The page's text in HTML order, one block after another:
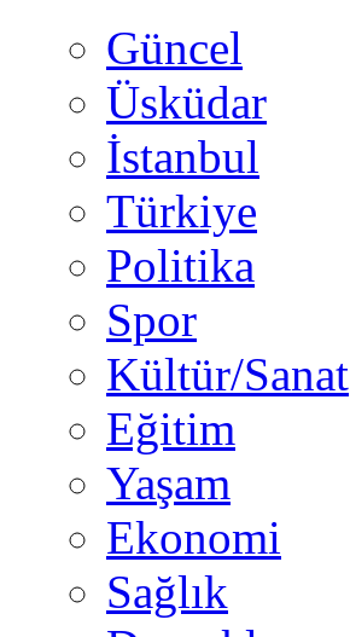
Güncel
Üsküdar
İstanbul
Türkiye
Politika
Spor
Kültür/Sanat
Eğitim
Yaşam
Ekonomi
Sağlık